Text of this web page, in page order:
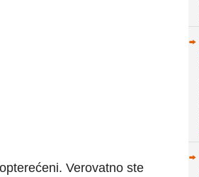
Verovatno ste